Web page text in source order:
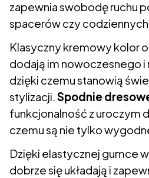
zapewnia swobodę ruchu
spacerów czy
Klasyczny kremowy kolor
dodają im nowoczesnego
dzięki czemu stanowią
stylizacji.Spodnie
funkcjonalność z uroczym
czemu są nie tylko
Dzięki elastycznej gumce
dobrze się układają i